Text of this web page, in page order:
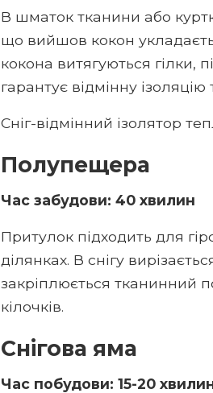
В шматок тканини або
що вийшов кокон
кокона витягуються гілки,
гарантує відмінну ізоляцію
Сніг-відмінний ізолятор
Полупещера
Час забудови: 40 хвилин
Притулок підходить для
ділянках. В снігу
закріплюється тканинний
кілочків.
Снігова яма
Час побудови: 15-20